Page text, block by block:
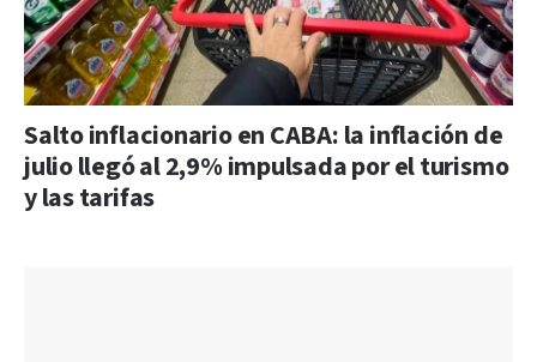
Salto inflacionario en CABA: la inflación de
julio llegó al 2,9% impulsada por el turismo
y las tarifas